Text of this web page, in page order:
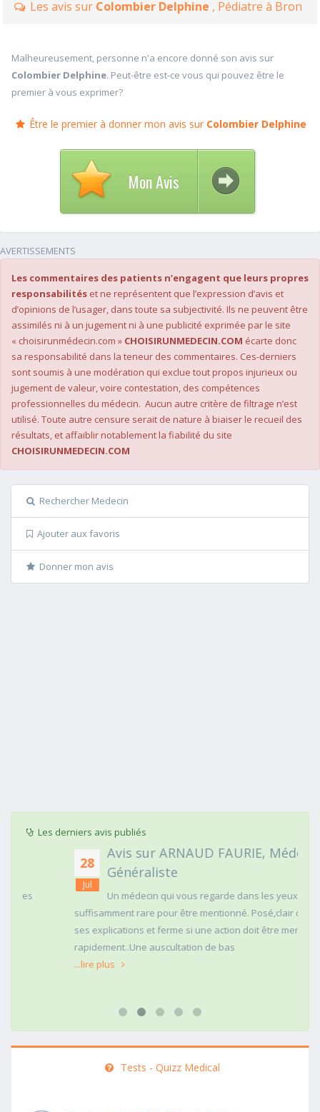
Les avis sur Colombier Delphine , Pédiatre à Bron
Malheureusement, personne n'a encore donné son avis sur
Colombier Delphine. Peut-être est-ce vous qui pouvez être le
premier à vous exprimer?
Être le premier à donner mon avis sur Colombier Delphine
Mon Avis
AVERTISSEMENTS
Les commentaires des patients n’engagent que leurs propres
responsabilités et ne représentent que l’expression d’avis et
d’opinions de l’usager, dans toute sa subjectivité. Ils ne peuvent être
assimilés ni à un jugement ni à une publicité exprimée par le site
« choisirunmédecin.com » CHOISIRUNMEDECIN.COM écarte donc
sa responsabilité dans la teneur des commentaires. Ces-derniers
sont soumis à une modération qui exclue tout propos injurieux ou
jugement de valeur, voire contestation, des compétences
professionnelles du médecin. Aucun autre critère de filtrage n’est
utilisé. Toute autre censure serait de nature à biaiser le recueil des
résultats, et affaiblir notablement la fiabilité du site
CHOISIRUNMEDECIN.COM
Rechercher Medecin
Ajouter aux favoris
Donner mon avis
Les derniers avis publiés
Avis sur ARNAUD FAURIE, Médecin
Généraliste
Un médecin qui vous regarde dans les yeux c'est
suffisamment rare pour être mentionné. Posé,clair dans
ses explications et ferme si une action doit être menée
rapidement..Une auscultation de bas
...lire plus
Tests - Quizz Medical